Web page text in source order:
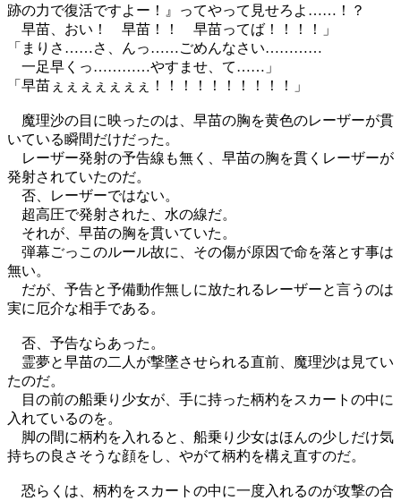
跡の力で復活ですよー！』ってやって見せろよ……！？
早苗、おい！ 早苗！！ 早苗ってば！！！！」
「まりさ……さ、んっ……ごめんなさい…………
一足早くっ…………やすませ、て……」
「早苗ぇぇぇぇぇぇぇ！！！！！！！！！！」
魔理沙の目に映ったのは、早苗の胸を黄色のレーザーが貫
いている瞬間だけだった。
レーザー発射の予告線も無く、早苗の胸を貫くレーザーが
発射されていたのだ。
否、レーザーではない。
超高圧で発射された、水の線だ。
それが、早苗の胸を貫いていた。
弾幕ごっこのルール故に、その傷が原因で命を落とす事は
無い。
だが、予告と予備動作無しに放たれるレーザーと言うのは
実に厄介な相手である。
否、予告ならあった。
霊夢と早苗の二人が撃墜させられる直前、魔理沙は見てい
たのだ。
目の前の船乗り少女が、手に持った柄杓をスカートの中に
入れているのを。
脚の間に柄杓を入れると、船乗り少女はほんの少しだけ気
持ちの良さそうな顔をし、やがて柄杓を構え直すのだ。
恐らくは、柄杓をスカートの中に一度入れるのが攻撃の合